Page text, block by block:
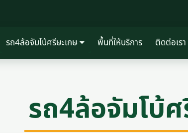
รถ4ล้อจัมโบ้ศรีษะเกษ พื้นที่ให้บริการ ติดต่อเรา
รถ4ล้อจัมโบ้